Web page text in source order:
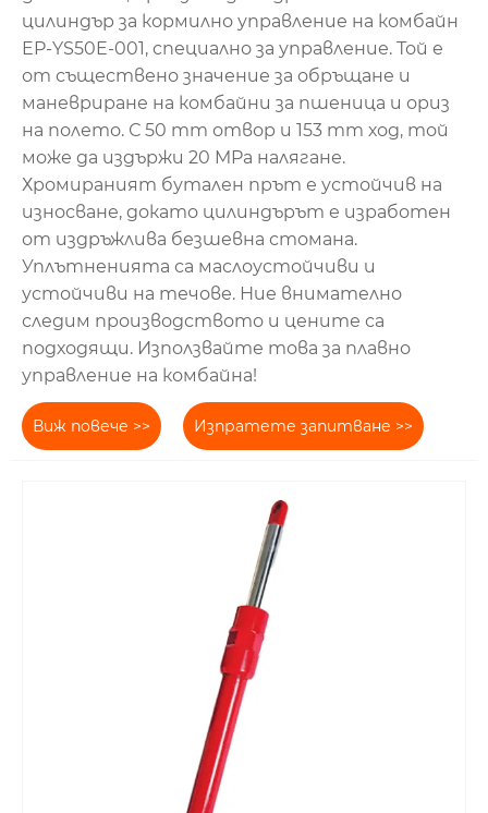
цилиндър за кормилно управление на комбайн
EP-YS50E-001, специално за управление. Той е
от съществено значение за обръщане и
маневриране на комбайни за пшеница и ориз
на полето. С 50 mm отвор и 153 mm ход, той
може да издържи 20 MPa налягане.
Хромираният бутален прът е устойчив на
износване, докато цилиндърът е изработен
от издръжлива безшевна стомана.
Уплътненията са маслоустойчиви и
устойчиви на течове. Ние внимателно
следим производството и цените са
подходящи. Използвайте това за плавно
управление на комбайна!
Виж повече >> Изпратете запитване >>